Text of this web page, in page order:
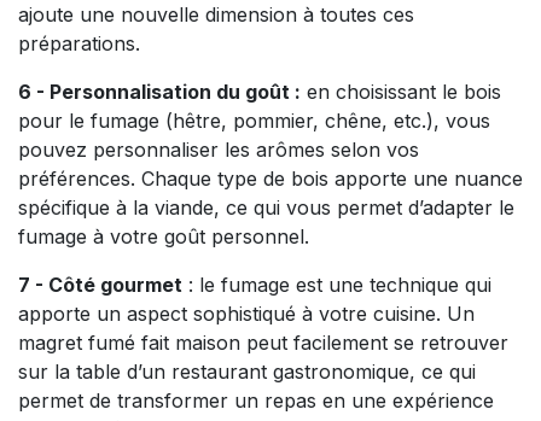
ajoute une nouvelle dimension à toutes ces
préparations.
6 - Personnalisation du goût : en choisissant le bois
pour le fumage (hêtre, pommier, chêne, etc.), vous
pouvez personnaliser les arômes selon vos
préférences. Chaque type de bois apporte une nuance
spécifique à la viande, ce qui vous permet d’adapter le
fumage à votre goût personnel.
7 - Côté gourmet : le fumage est une technique qui
apporte un aspect sophistiqué à votre cuisine. Un
magret fumé fait maison peut facilement se retrouver
sur la table d’un restaurant gastronomique, ce qui
permet de transformer un repas en une expérience